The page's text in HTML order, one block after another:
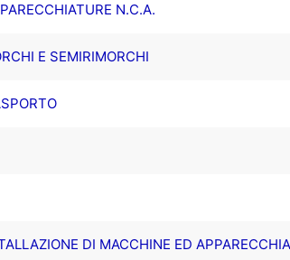
N.C.A.
E SEMIRIMORCHI
DI MACCHINE ED